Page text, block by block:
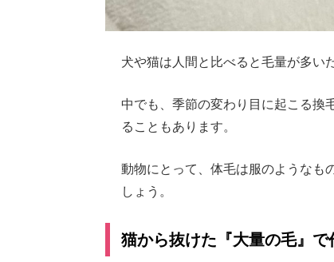
犬や猫は人間と比べると毛量が多い
中でも、季節の変わり目に起こる換
ることもあります。
動物にとって、体毛は服のようなも
しょう。
猫から抜けた『大量の毛』